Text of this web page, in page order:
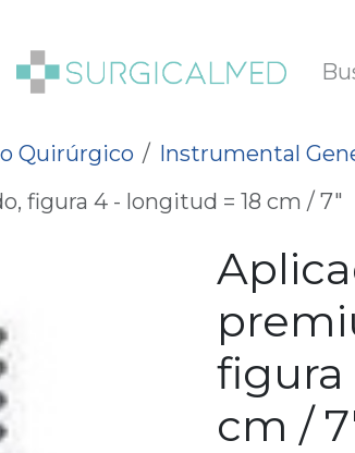
Quirúrgico
Instrumental
figura 4 - longitud = 18 cm / 7"
figura
cm /